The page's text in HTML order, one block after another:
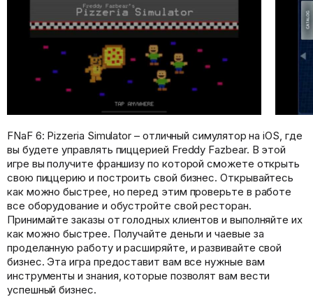
FNaF 6: Pizzeria Simulator – отличный симулятор на iOS, где
вы будете управлять пиццерией Freddy Fazbear. В этой
игре вы получите франшизу по которой сможете открыть
свою пиццерию и построить свой бизнес. Открывайтесь
как можно быстрее, но перед этим проверьте в работе
все оборудование и обустройте свой ресторан.
Принимайте заказы от голодных клиентов и выполняйте их
как можно быстрее. Получайте деньги и чаевые за
проделанную работу и расширяйте, и развивайте свой
бизнес. Эта игра предоставит вам все нужные вам
инструменты и знания, которые позволят вам вести
успешный бизнес.